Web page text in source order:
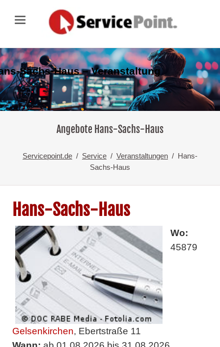
Sachs-Haus – Veranstaltung
Angebote Hans-Sachs-Haus
Servicepoint.de Service Veranstaltungen
Hans-
Sachs-Haus
Hans-Sachs-Haus
Wo:
45879
Gelsenkirchen, Ebertstraße 11